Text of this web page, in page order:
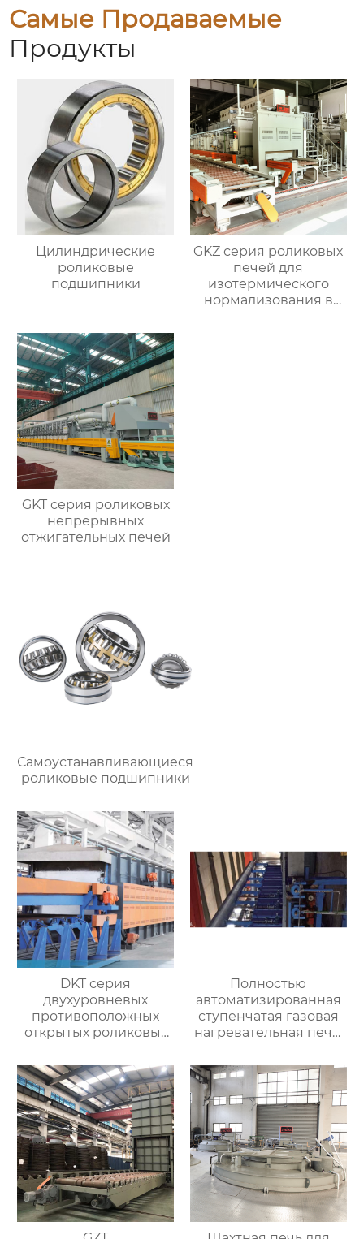
Самые Продаваемые
Продукты
Цилиндрические
роликовые
подшипники
GKZ серия роликовых
печей для
изотермического
нормализования в
GKT серия роликовых
непрерывных
отжигательных печей
Самоустанавливающиеся
роликовые подшипники
DKT серия
двухуровневых
противоположных
открытых роликовых
отжигательных печей
Полностью
автоматизированная
ступенчатая газовая
нагревательная печь,
автоматизированная
газовая
нагревательная печь
для ковки